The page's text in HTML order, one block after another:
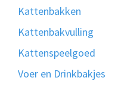
Kattenbakken
Kattenbakvulling
Kattenspeelgoed
Voer en Drinkbakjes